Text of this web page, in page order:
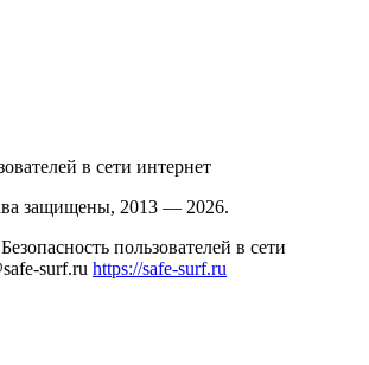
в сети интернет
защищены, 2013 — 2026.
пользователей в сети
surf.ru https://safe-surf.ru